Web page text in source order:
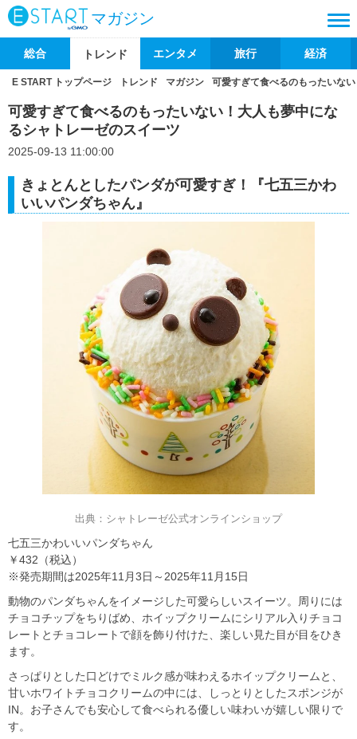
マガジン
総合 トレンド エンタメ 旅行 経済
E START トップページ トレンド マガジン 可愛すぎて食べるのもったいな
可愛すぎて食べるのもったいない！大人も夢中にな
るシャトレーゼのスイーツ
2025-09-13 11:00:00
きょとんとしたパンダが可愛すぎ！『七五三かわ
いいパンダちゃん』
出典：シャトレーゼ公式オンラインショップ
七五三かわいいパンダちゃん
￥432（税込）
※発売期間は2025年11月3日～2025年11月15日
動物のパンダちゃんをイメージした可愛らしいスイーツ。周りには
チョコチップをちりばめ、ホイップクリームにシリアル入りチョコ
レートとチョコレートで顔を飾り付けた、楽しい見た目が目をひき
ます。
さっぱりとした口どけでミルク感が味わえるホイップクリームと、
甘いホワイトチョコクリームの中には、しっとりとしたスポンジが
IN。お子さんでも安心して食べられる優しい味わいが嬉しい限りで
す。